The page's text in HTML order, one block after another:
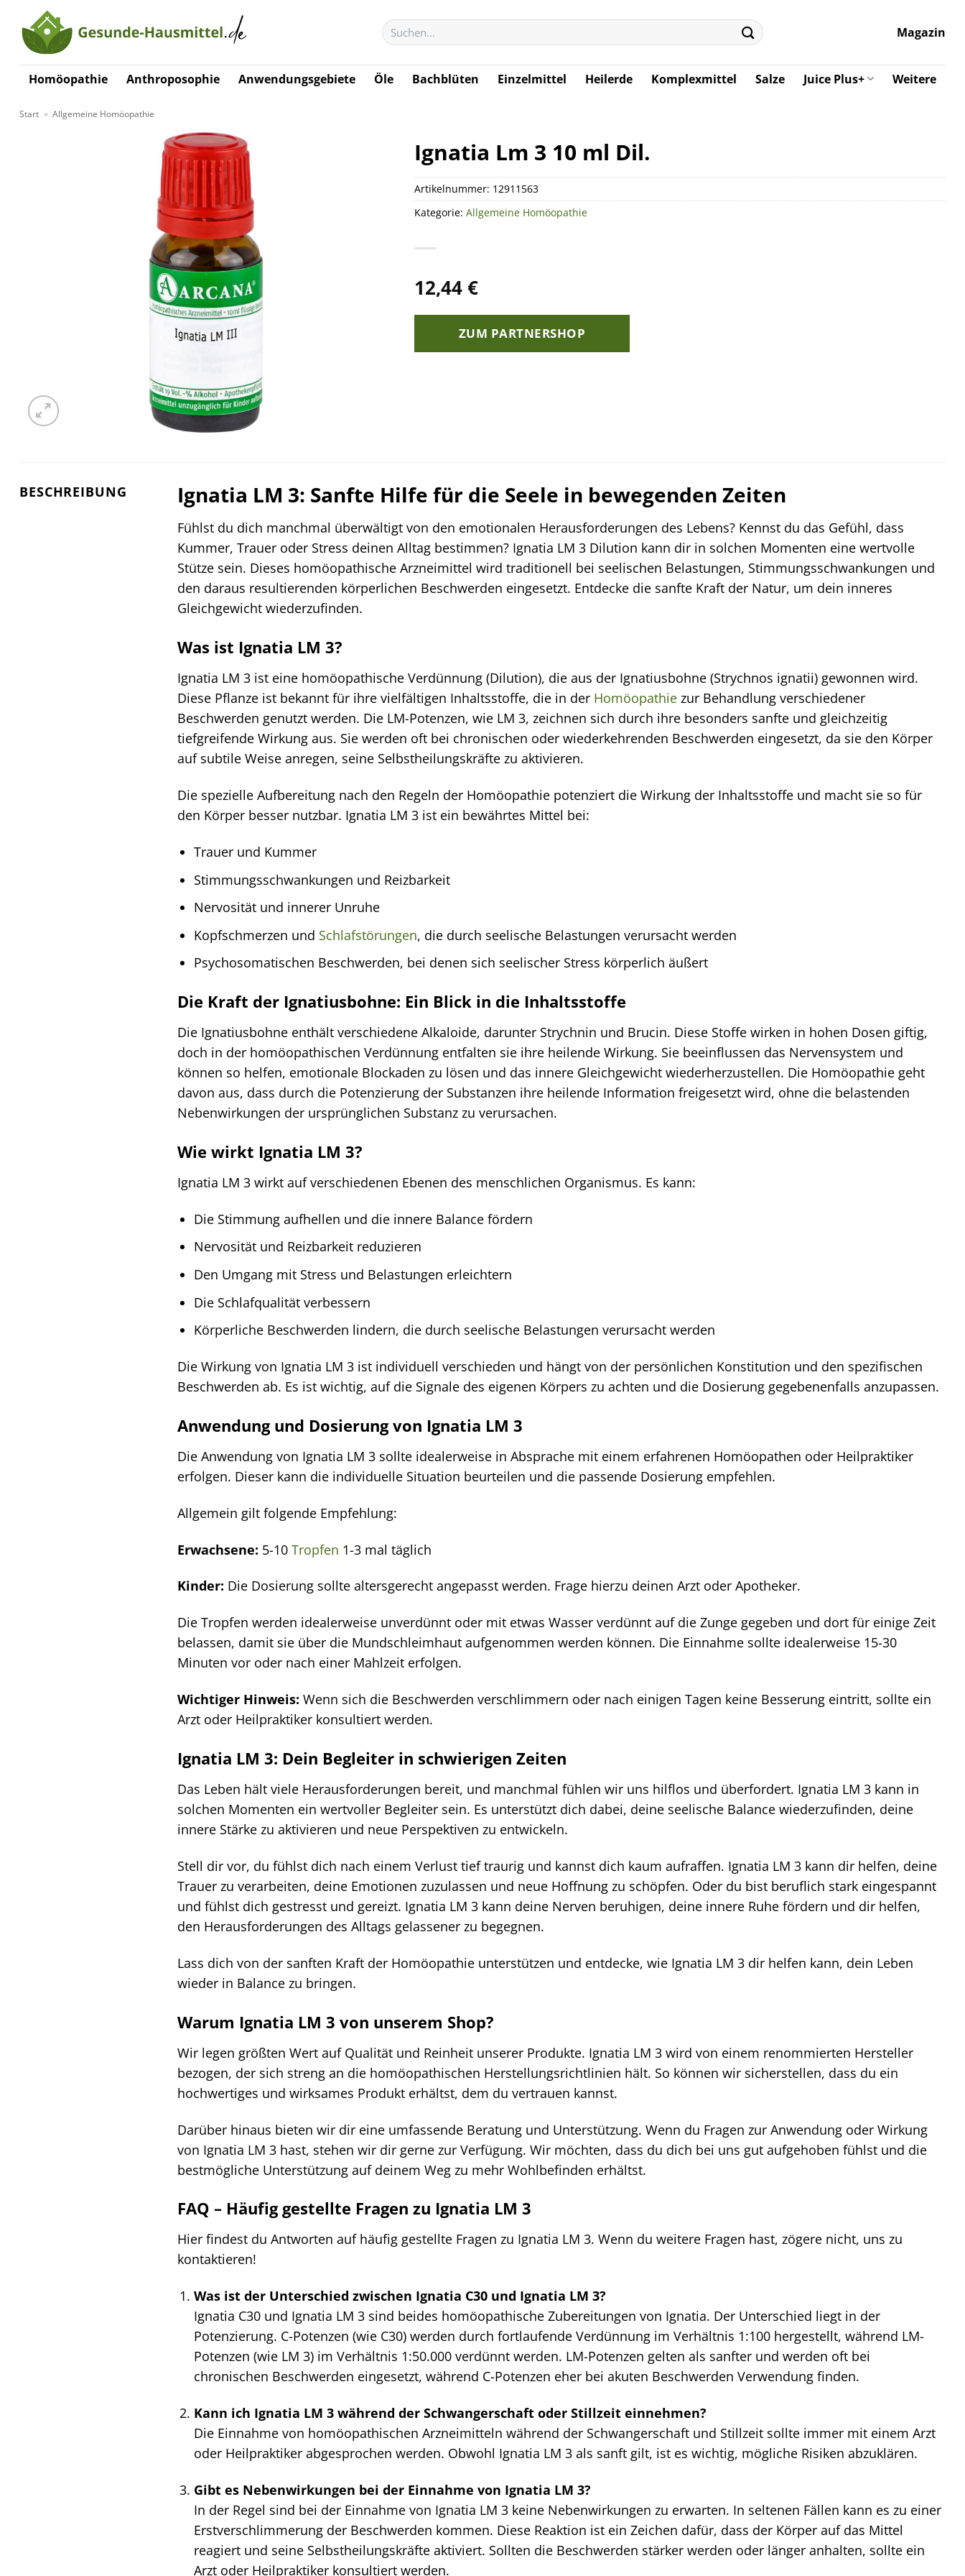
Inhalt
springen
Suchen
nach:
Magazin
Homöopathie Anthroposophie Anwendungsgebiete Öle Bachblüten Einzelmittel Heilerde Komplexmittel Salze Juice Plus+ Weitere
Start » Allgemeine Homöopathie
Ignatia Lm 3 10 ml Dil.
12,44€
ZUM PARTNERSHOP
Artikelnummer: 12911563
Kategorie: Allgemeine Homöopathie
BESCHREIBUNG Ignatia LM 3: Sanfte Hilfe für die Seele in bewegenden Zeiten
Fühlst du dich manchmal überwältigt von den emotionalen Herausforderungen des Lebens? Kennst du das Gefühl, dass
Kummer, Trauer oder Stress deinen Alltag bestimmen? Ignatia LM 3 Dilution kann dir in solchen Momenten eine wertvolle
Stütze sein. Dieses homöopathische Arzneimittel wird traditionell bei seelischen Belastungen, Stimmungsschwankungen und
den daraus resultierenden körperlichen Beschwerden eingesetzt. Entdecke die sanfte Kraft der Natur, um dein inneres
Gleichgewicht wiederzufinden.
Was ist Ignatia LM 3?
Ignatia LM 3 ist eine homöopathische Verdünnung (Dilution), die aus der Ignatiusbohne (Strychnos ignatii) gewonnen wird.
Diese Pflanze ist bekannt für ihre vielfältigen Inhaltsstoffe, die in der Homöopathie zur Behandlung verschiedener
Beschwerden genutzt werden. Die LM-Potenzen, wie LM 3, zeichnen sich durch ihre besonders sanfte und gleichzeitig
tiefgreifende Wirkung aus. Sie werden oft bei chronischen oder wiederkehrenden Beschwerden eingesetzt, da sie den Körper
auf subtile Weise anregen, seine Selbstheilungskräfte zu aktivieren.
Die spezielle Aufbereitung nach den Regeln der Homöopathie potenziert die Wirkung der Inhaltsstoffe und macht sie so für
den Körper besser nutzbar. Ignatia LM 3 ist ein bewährtes Mittel bei:
Trauer und Kummer
Stimmungsschwankungen und Reizbarkeit
Nervosität und innerer Unruhe
Kopfschmerzen und Schlafstörungen, die durch seelische Belastungen verursacht werden
Psychosomatischen Beschwerden, bei denen sich seelischer Stress körperlich äußert
Die Kraft der Ignatiusbohne: Ein Blick in die Inhaltsstoffe
Die Ignatiusbohne enthält verschiedene Alkaloide, darunter Strychnin und Brucin. Diese Stoffe wirken in hohen Dosen giftig,
doch in der homöopathischen Verdünnung entfalten sie ihre heilende Wirkung. Sie beeinflussen das Nervensystem und
können so helfen, emotionale Blockaden zu lösen und das innere Gleichgewicht wiederherzustellen. Die Homöopathie geht
davon aus, dass durch die Potenzierung der Substanzen ihre heilende Information freigesetzt wird, ohne die belastenden
Nebenwirkungen der ursprünglichen Substanz zu verursachen.
Wie wirkt Ignatia LM 3?
Ignatia LM 3 wirkt auf verschiedenen Ebenen des menschlichen Organismus. Es kann:
Die Stimmung aufhellen und die innere Balance fördern
Nervosität und Reizbarkeit reduzieren
Den Umgang mit Stress und Belastungen erleichtern
Die Schlafqualität verbessern
Körperliche Beschwerden lindern, die durch seelische Belastungen verursacht werden
Die Wirkung von Ignatia LM 3 ist individuell verschieden und hängt von der persönlichen Konstitution und den spezifischen
Beschwerden ab. Es ist wichtig, auf die Signale des eigenen Körpers zu achten und die Dosierung gegebenenfalls anzupassen.
Anwendung und Dosierung von Ignatia LM 3
Die Anwendung von Ignatia LM 3 sollte idealerweise in Absprache mit einem erfahrenen Homöopathen oder Heilpraktiker
erfolgen. Dieser kann die individuelle Situation beurteilen und die passende Dosierung empfehlen.
Allgemein gilt folgende Empfehlung:
Erwachsene: 5-10 Tropfen 1-3 mal täglich
Kinder: Die Dosierung sollte altersgerecht angepasst werden. Frage hierzu deinen Arzt oder Apotheker.
Die Tropfen werden idealerweise unverdünnt oder mit etwas Wasser verdünnt auf die Zunge gegeben und dort für einige Zeit
belassen, damit sie über die Mundschleimhaut aufgenommen werden können. Die Einnahme sollte idealerweise 15-30
Minuten vor oder nach einer Mahlzeit erfolgen.
Wichtiger Hinweis: Wenn sich die Beschwerden verschlimmern oder nach einigen Tagen keine Besserung eintritt, sollte ein
Arzt oder Heilpraktiker konsultiert werden.
Ignatia LM 3: Dein Begleiter in schwierigen Zeiten
Das Leben hält viele Herausforderungen bereit, und manchmal fühlen wir uns hilflos und überfordert. Ignatia LM 3 kann in
solchen Momenten ein wertvoller Begleiter sein. Es unterstützt dich dabei, deine seelische Balance wiederzufinden, deine
innere Stärke zu aktivieren und neue Perspektiven zu entwickeln.
Stell dir vor, du fühlst dich nach einem Verlust tief traurig und kannst dich kaum aufraffen. Ignatia LM 3 kann dir helfen, deine
Trauer zu verarbeiten, deine Emotionen zuzulassen und neue Hoffnung zu schöpfen. Oder du bist beruflich stark eingespannt
und fühlst dich gestresst und gereizt. Ignatia LM 3 kann deine Nerven beruhigen, deine innere Ruhe fördern und dir helfen,
den Herausforderungen des Alltags gelassener zu begegnen.
Lass dich von der sanften Kraft der Homöopathie unterstützen und entdecke, wie Ignatia LM 3 dir helfen kann, dein Leben
wieder in Balance zu bringen.
Warum Ignatia LM 3 von unserem Shop?
Wir legen größten Wert auf Qualität und Reinheit unserer Produkte. Ignatia LM 3 wird von einem renommierten Hersteller
bezogen, der sich streng an die homöopathischen Herstellungsrichtlinien hält. So können wir sicherstellen, dass du ein
hochwertiges und wirksames Produkt erhältst, dem du vertrauen kannst.
Darüber hinaus bieten wir dir eine umfassende Beratung und Unterstützung. Wenn du Fragen zur Anwendung oder Wirkung
von Ignatia LM 3 hast, stehen wir dir gerne zur Verfügung. Wir möchten, dass du dich bei uns gut aufgehoben fühlst und die
bestmögliche Unterstützung auf deinem Weg zu mehr Wohlbefinden erhältst.
FAQ – Häufig gestellte Fragen zu Ignatia LM 3
Hier findest du Antworten auf häufig gestellte Fragen zu Ignatia LM 3. Wenn du weitere Fragen hast, zögere nicht, uns zu
kontaktieren!
Was ist der Unterschied zwischen Ignatia C30 und Ignatia LM 3?
Ignatia C30 und Ignatia LM 3 sind beides homöopathische Zubereitungen von Ignatia. Der Unterschied liegt in der
Potenzierung. C-Potenzen (wie C30) werden durch fortlaufende Verdünnung im Verhältnis 1:100 hergestellt, während LM-
Potenzen (wie LM 3) im Verhältnis 1:50.000 verdünnt werden. LM-Potenzen gelten als sanfter und werden oft bei
chronischen Beschwerden eingesetzt, während C-Potenzen eher bei akuten Beschwerden Verwendung finden.
Kann ich Ignatia LM 3 während der Schwangerschaft oder Stillzeit einnehmen?
Die Einnahme von homöopathischen Arzneimitteln während der Schwangerschaft und Stillzeit sollte immer mit einem Arzt
oder Heilpraktiker abgesprochen werden. Obwohl Ignatia LM 3 als sanft gilt, ist es wichtig, mögliche Risiken abzuklären.
Gibt es Nebenwirkungen bei der Einnahme von Ignatia LM 3?
In der Regel sind bei der Einnahme von Ignatia LM 3 keine Nebenwirkungen zu erwarten. In seltenen Fällen kann es zu einer
Erstverschlimmerung der Beschwerden kommen. Diese Reaktion ist ein Zeichen dafür, dass der Körper auf das Mittel
reagiert und seine Selbstheilungskräfte aktiviert. Sollten die Beschwerden stärker werden oder länger anhalten, sollte ein
Arzt oder Heilpraktiker konsultiert werden.